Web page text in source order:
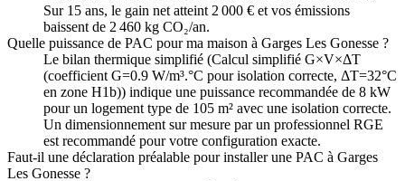
Sur 15 ans, le gain net atteint 2 000 € et vos émissions
baissent de 2 460 kg CO₂/an.
Quelle puissance de PAC pour ma maison à Garges Les Gonesse ?
Le bilan thermique simplifié (Calcul simplifié G×V×ΔT
(coefficient G=0.9 W/m³.°C pour isolation correcte, ΔT=32°C
en zone H1b)) indique une puissance recommandée de 8 kW
pour un logement type de 105 m² avec une isolation correcte.
Un dimensionnement sur mesure par un professionnel RGE
est recommandé pour votre configuration exacte.
Faut-il une déclaration préalable pour installer une PAC à Garges
Les Gonesse ?